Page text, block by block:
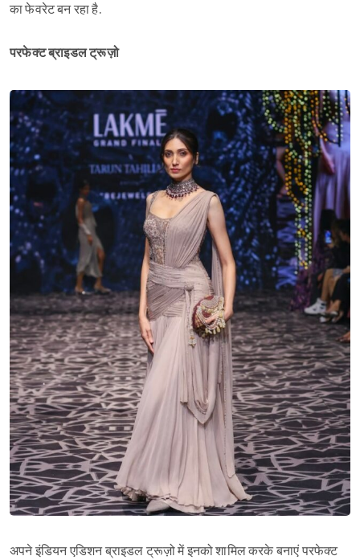
का फेवरेट बन रहा है.
परफेक्ट ब्राइडल ट्रूज़ो
अपने इंडियन एडिशन ब्राइडल ट्रूज़ो में इनको शामिल करके बनाएं परफेक्ट